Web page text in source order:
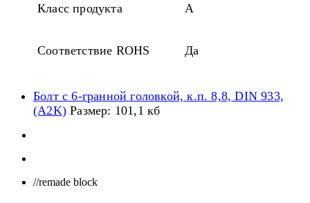
Класс продукта A
Соответствие ROHS Да
Болт с 6-гранной головкой, к.п. 8,8, DIN 933,
(A2K) Размер: 101,1 кб
//remade block